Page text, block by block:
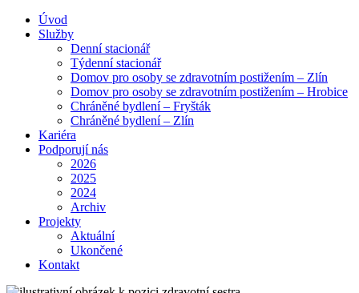
Úvod
Služby
Denní stacionář
Týdenní stacionář
Domov pro osoby se zdravotním postižením – Zlín
Domov pro osoby se zdravotním postižením – Hrobice
Chráněné bydlení – Fryšták
Chráněné bydlení – Zlín
Kariéra
Podporují nás
2026
2025
2024
Archiv
Projekty
Aktuální
Ukončené
Kontakt